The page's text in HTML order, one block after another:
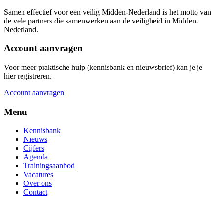
Samen effectief voor een veilig Midden-Nederland is het motto van
de vele partners die samenwerken aan de veiligheid in Midden-
Nederland.
Account aanvragen
Voor meer praktische hulp (kennisbank en nieuwsbrief) kan je je
hier registreren.
Account aanvragen
Menu
Kennisbank
Nieuws
Cijfers
Agenda
Trainingsaanbod
Vacatures
Over ons
Contact